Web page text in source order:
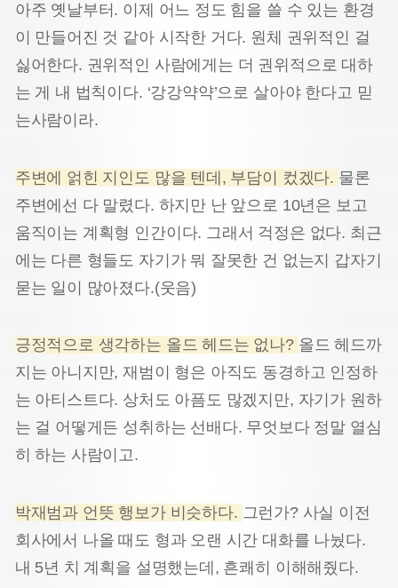
아주 옛날부터. 이제 어느 정도 힘을 쓸 수 있는 환경
이 만들어진 것 같아 시작한 거다. 원체 권위적인 걸
싫어한다. 권위적인 사람에게는 더 권위적으로 대하
는 게 내 법칙이다. ‘강강약약’으로 살아야 한다고 믿
는사람이라.
주변에 얽힌 지인도 많을 텐데, 부담이 컸겠다. 물론
주변에선 다 말렸다. 하지만 난 앞으로 10년은 보고
움직이는 계획형 인간이다. 그래서 걱정은 없다. 최근
에는 다른 형들도 자기가 뭐 잘못한 건 없는지 갑자기
묻는 일이 많아졌다.(웃음)
긍정적으로 생각하는 올드 헤드는 없나? 올드 헤드까
지는 아니지만, 재범이 형은 아직도 동경하고 인정하
는 아티스트다. 상처도 아픔도 많겠지만, 자기가 원하
는 걸 어떻게든 성취하는 선배다. 무엇보다 정말 열심
히 하는 사람이고.
박재범과 언뜻 행보가 비슷하다. 그런가? 사실 이전
회사에서 나올 때도 형과 오랜 시간 대화를 나눴다.
내 5년 치 계획을 설명했는데, 흔쾌히 이해해줬다.